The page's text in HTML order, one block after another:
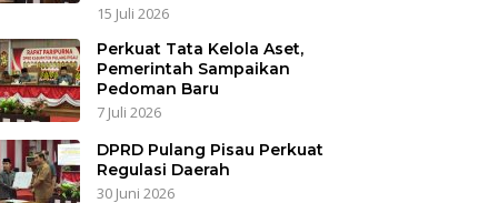
15 Juli 2026
Perkuat Tata Kelola Aset,
Pemerintah Sampaikan
Pedoman Baru
7 Juli 2026
DPRD Pulang Pisau Perkuat
Regulasi Daerah
30 Juni 2026